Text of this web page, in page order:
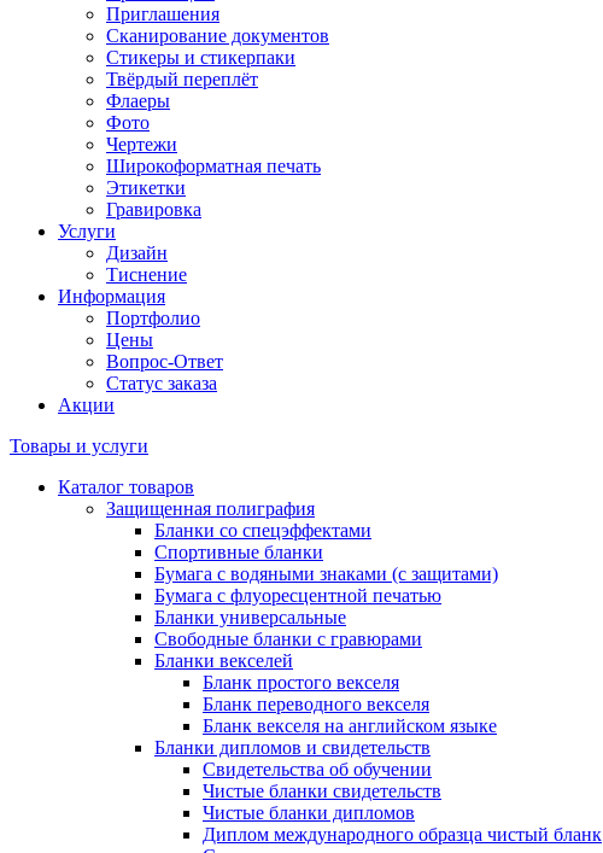
Приглашения
Сканирование документов
Стикеры и стикерпаки
Твёрдый переплёт
Флаеры
Фото
Чертежи
Широкоформатная печать
Этикетки
Гравировка
Услуги
Дизайн
Тиснение
Информация
Портфолио
Цены
Вопрос-Ответ
Статус заказа
Акции
Товары и услуги
Каталог товаров
Защищенная полиграфия
Бланки со спецэффектами
Спортивные бланки
Бумага с водяными знаками (с защитами)
Бумага с флуоресцентной печатью
Бланки универсальные
Свободные бланки с гравюрами
Бланки векселей
Бланк простого векселя
Бланк переводного векселя
Бланк векселя на английском языке
Бланки дипломов и свидетельств
Свидетельства об обучении
Чистые бланки свидетельств
Чистые бланки дипломов
Диплом международного образца чистый бланк